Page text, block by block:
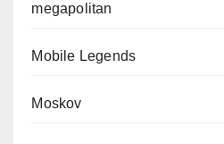
megapolitan
Mobile Legends
Moskov